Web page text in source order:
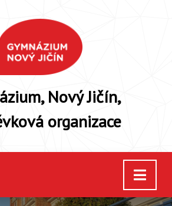
Nový Jičín,
organizace